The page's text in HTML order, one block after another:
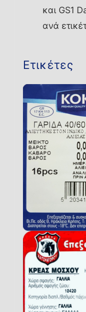
και GS1
ανά
Ετικέτες